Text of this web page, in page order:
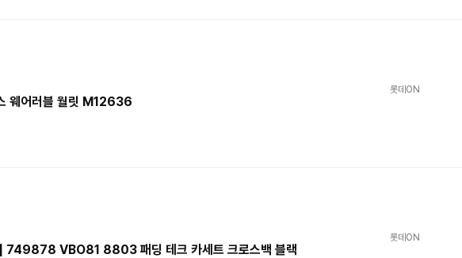
웨어러블 월릿 M12636
롯데ON
749878 VBO81 8803 패딩 테크 카세트 크로스백 블랙
롯데ON